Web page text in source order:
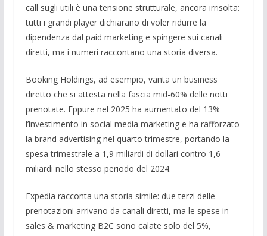
call sugli utili è una tensione strutturale, ancora irrisolta:
tutti i grandi player dichiarano di voler ridurre la
dipendenza dal paid marketing e spingere sui canali
diretti, ma i numeri raccontano una storia diversa.
Booking Holdings, ad esempio, vanta un business
diretto che si attesta nella fascia mid-60% delle notti
prenotate. Eppure nel 2025 ha aumentato del 13%
l’investimento in social media marketing e ha rafforzato
la brand advertising nel quarto trimestre, portando la
spesa trimestrale a 1,9 miliardi di dollari contro 1,6
miliardi nello stesso periodo del 2024.
Expedia racconta una storia simile: due terzi delle
prenotazioni arrivano da canali diretti, ma le spese in
sales & marketing B2C sono calate solo del 5%,